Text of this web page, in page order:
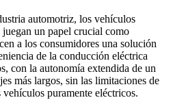
automotriz, los vehículos
un papel crucial como
a los consumidores una solución
de la conducción eléctrica
con la autonomía extendida de un
más largos, sin las limitaciones de
puramente eléctricos.